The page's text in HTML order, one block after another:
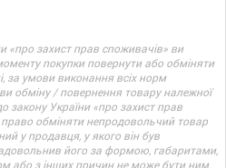
«про захист прав споживачів» ви
покупки повернути або обміняти
за умови виконання всіх норм
обміну / повернення товару належної
закону України «про захист прав
обміняти непродовольчий товар
у продавця, у якого він був
його за формою, габаритами,
або з інших причин не може бути ним